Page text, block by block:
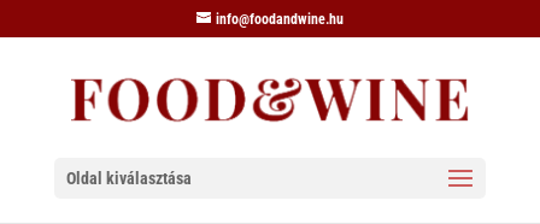
info@foodandwine.hu
Oldal kiválasztása